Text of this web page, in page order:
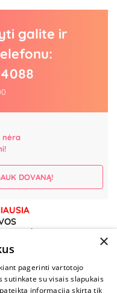
galite ir
nėra
DOVANĄ!
×
pagerinti vartotojo
sutinkate su visais slapukais
informacija skirta tik